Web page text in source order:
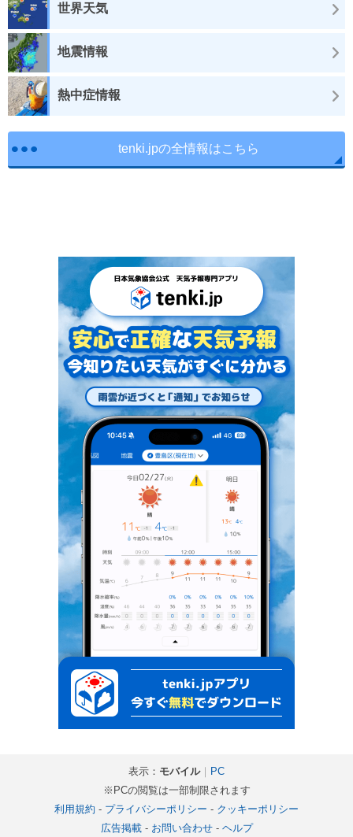
世界天気
地震情報
熱中症情報
tenki.jpの全情報はこちら
表示： モバイル｜ PC
※PCの閲覧は一部制限されます
利用規約 - プライバシーポリシー - クッキーポリシー
広告掲載- お問い合わせ- ヘルプ